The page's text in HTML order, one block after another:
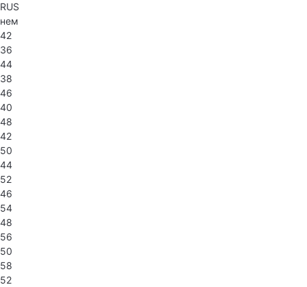
RUS
нем
42
36
44
38
46
40
48
42
50
44
52
46
54
48
56
50
58
52